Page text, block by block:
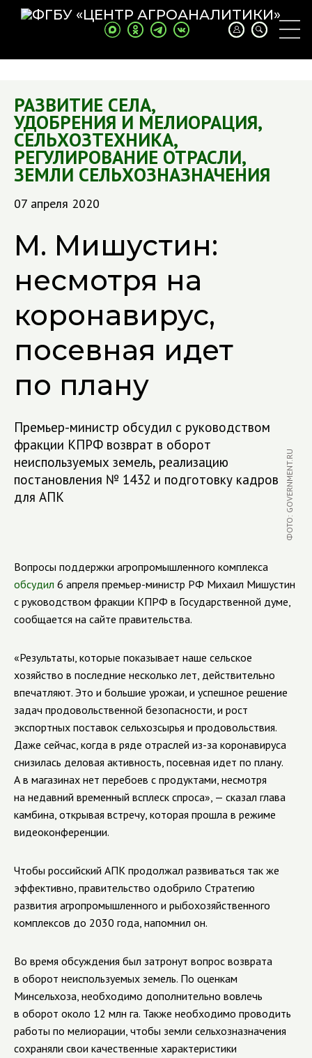
РАЗВИТИЕ СЕЛА,
УДОБРЕНИЯ И МЕЛИОРАЦИЯ,
СЕЛЬХОЗТЕХНИКА,
РЕГУЛИРОВАНИЕ ОТРАСЛИ,
ЗЕМЛИ СЕЛЬХОЗНАЗНАЧЕНИЯ
07 апреля 2020
М. Мишустин:
несмотря на
коронавирус,
посевная идет
по плану
Премьер-министр обсудил с руководством
фракции КПРФ возврат в оборот
неиспользуемых земель, реализацию
постановления № 1432 и подготовку кадров
для АПК
ФОТО: GOVERNMENT.RU
Вопросы поддержки агропромышленного комплекса
обсудил 6 апреля премьер-министр РФ Михаил Мишустин
с руководством фракции КПРФ в Государственной думе,
сообщается на сайте правительства.
«Результаты, которые показывает наше сельское
хозяйство в последние несколько лет, действительно
впечатляют. Это и большие урожаи, и успешное решение
задач продовольственной безопасности, и рост
экспортных поставок сельхозсырья и продовольствия.
Даже сейчас, когда в ряде отраслей из-за коронавируса
снизилась деловая активность, посевная идет по плану.
А в магазинах нет перебоев с продуктами, несмотря
на недавний временный всплеск спроса», — сказал глава
камбина, открывая встречу, которая прошла в режиме
видеоконференции.
Чтобы российский АПК продолжал развиваться так же
эффективно, правительство одобрило Стратегию
развития агропромышленного и рыбохозяйственного
комплексов до 2030 года, напомнил он.
Во время обсуждения был затронут вопрос возврата
в оборот неиспользуемых земель. По оценкам
Минсельхоза, необходимо дополнительно вовлечь
в оборот около 12 млн га. Также необходимо проводить
работы по мелиорации, чтобы земли сельхозназначения
сохраняли свои качественные характеристики